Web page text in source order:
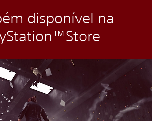
disponível na